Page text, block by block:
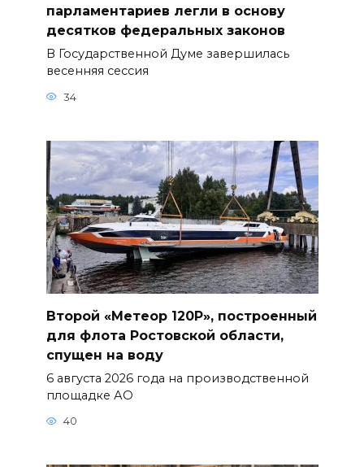
парламентариев легли в основу
десятков федеральных законов
В Государственной Думе завершилась
весенняя сессия
34
Второй «Метеор 120Р», построенный
для флота Ростовской области,
спущен на воду
6 августа 2026 года на производственной
площадке АО
40